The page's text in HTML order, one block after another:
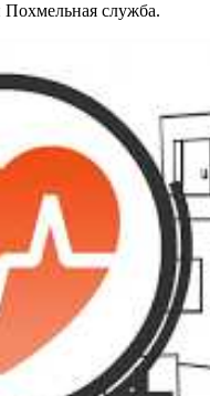
Похмельная служба.